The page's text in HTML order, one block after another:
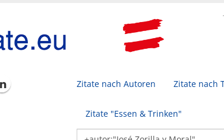
Zitate nach Autoren Zitate nach
Zitate "Essen & Trinken"